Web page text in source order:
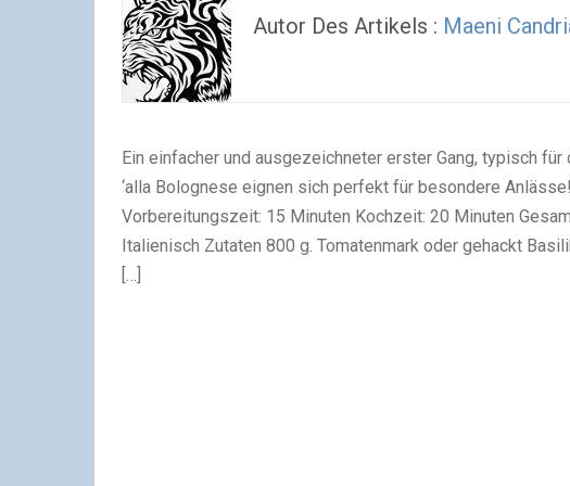
Autor Des Artikels : Maeni
Ein einfacher und ausgezeichneter erster Gang, typisch
‘alla Bolognese eignen sich perfekt für besondere
Vorbereitungszeit: 15 Minuten Kochzeit: 20 Minuten
Italienisch Zutaten 800 g. Tomatenmark oder gehackt
[…]